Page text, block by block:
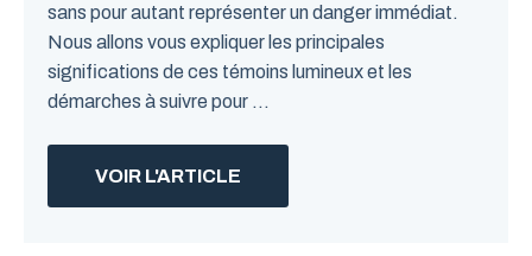
sans pour autant représenter un danger immédiat.
Nous allons vous expliquer les principales
significations de ces témoins lumineux et les
démarches à suivre pour ...
VOIR L'ARTICLE